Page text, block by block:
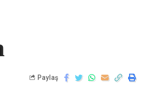
Paylaş